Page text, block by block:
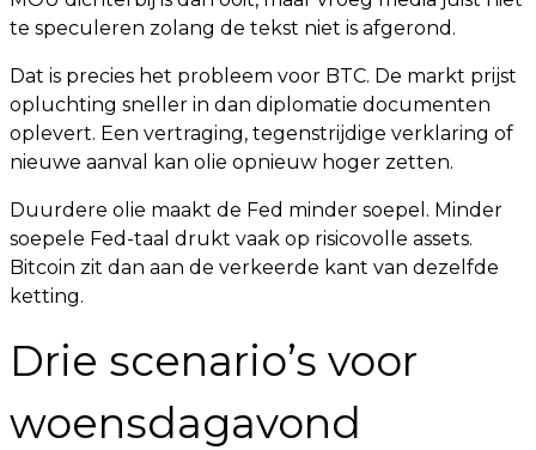
te speculeren zolang de tekst niet is afgerond.
Dat is precies het probleem voor BTC. De markt prijst
opluchting sneller in dan diplomatie documenten
oplevert. Een vertraging, tegenstrijdige verklaring of
nieuwe aanval kan olie opnieuw hoger zetten.
Duurdere olie maakt de Fed minder soepel. Minder
soepele Fed-taal drukt vaak op risicovolle assets.
Bitcoin zit dan aan de verkeerde kant van dezelfde
ketting.
Drie scenario’s voor
woensdagavond